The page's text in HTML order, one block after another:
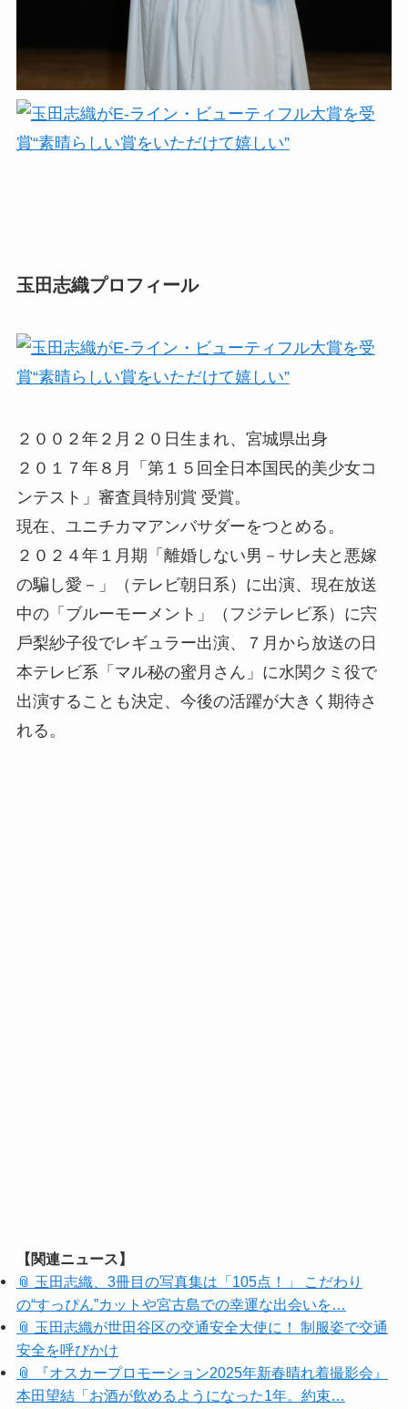
玉田志織プロフィール
２００２年２月２０⽇生まれ、宮城県出身
２０１７年８月「第１５回全⽇本国⺠的美少⼥コ
ンテスト」審査員特別賞 受賞。
現在、ユニチカマアンバサダーをつとめる。
２０２４年１月期「離婚しない男－サレ夫と悪嫁
の騙し愛－」（テレビ朝⽇系）に出演、現在放送
中の「ブルーモーメント」（フジテレビ系）に宍
⼾梨紗⼦役でレギュラー出演、７月から放送の⽇
本テレビ系「マル秘の蜜月さん」に水関クミ役で
出演することも決定、今後の活躍が大きく期待さ
れる。
【関連ニュース】
📎 玉田志織、3冊目の写真集は「105点！」 こだわり
の“すっぴん”カットや宮古島での幸運な出会いを…
📎 玉田志織が世田谷区の交通安全大使に！ 制服姿で交通
安全を呼びかけ
📎 『オスカープロモーション2025年新春晴れ着撮影会』
本田望結「お酒が飲めるようになった1年。約束…